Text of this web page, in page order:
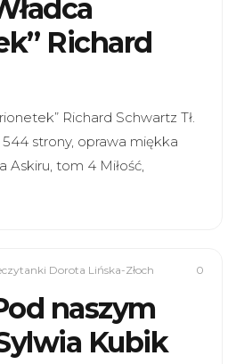
Richard
Richard Schwartz Tł.
strony, oprawa miękka
Askiru, tom 4 Miłość,
Dorota Lińska-Złoch 0
naszym
Kubik